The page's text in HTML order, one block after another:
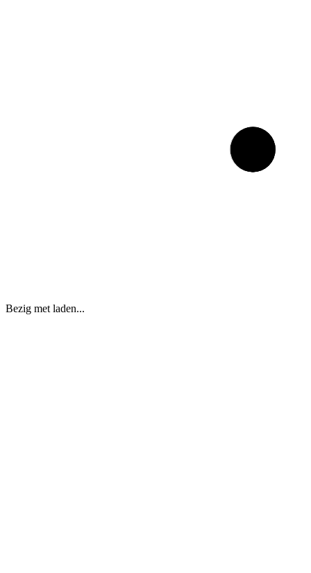
Bezig met laden...